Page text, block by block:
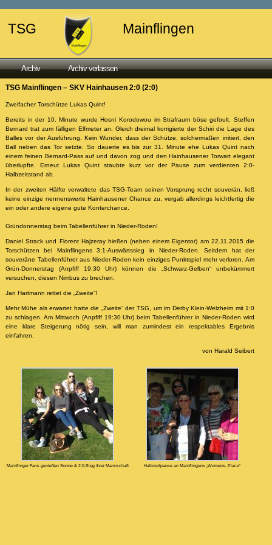
TSG Mainflingen
Archiv Archiv verlassen
TSG Mainflingen – SKV Hainhausen 2:0 (2:0)
Zweifacher Torschütze Lukas Quint!
Bereits in der 10. Minute wurde Hosni Korodowou im Strafraum böse gefoult. Steffen
Bernard trat zum fälligen Elfmeter an. Gleich dreimal korrigierte der Schiri die Lage des
Balles vor der Ausführung. Kein Wunder, dass der Schütze, solchermaßen irritiert, den
Ball neben das Tor setzte. So dauerte es bis zur 31. Minute ehe Lukas Quint nach
einem feinen Bernard-Pass auf und davon zog und den Hainhausener Torwart elegant
überlupfte. Erneut Lukas Quint staubte kurz vor der Pause zum verdienten 2:0-
Halbzeitstand ab.
In der zweiten Hälfte verwaltete das TSG-Team seinen Vorsprung recht souverän, ließ
keine einzige nennenswerte Hainhausener Chance zu, vergab allerdings leichtfertig die
ein oder andere eigene gute Konterchance.
Gründonnerstag beim Tabellenführer in Nieder-Roden!
Daniel Strack und Florent Hajzeray hießen (neben einem Eigentor) am 22.11.2015 die
Torschützen bei Mainflingens 3:1-Auswärtssieg in Nieder-Roden. Seitdem hat der
souveräne Tabellenführer aus Nieder-Roden kein einziges Punktspiel mehr verloren. Am
Grün-Donnerstag (Anpfiff 19:30 Uhr) können die „Schwarz-Gelben“ unbekümmert
versuchen, diesen Nimbus zu brechen.
Jan Hartmann rettet die „Zweite“!
Mehr Mühe als erwartet hatte die „Zweite“ der TSG, um im Derby Klein-Welzheim mit 1:0
zu schlagen. Am Mittwoch (Anpfiff 19:30 Uhr) beim Tabellenführer in Nieder-Roden wird
eine klare Steigerung nötig sein, will man zumindest ein respektables Ergebnis
einfahren.
von Harald Seibert
Mainflinger Fans genießen Sonne & 2:0-Sieg ihrer Mannschaft Halbzeitpause an Mainflingens „Womens- Place“